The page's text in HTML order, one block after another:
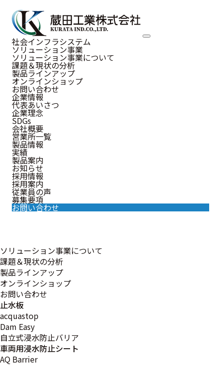
社会インフラシステム
ソリューション事業
ソリューション事業について
課題＆現状の分析
製品ラインアップ
オンラインショップ
お問い合わせ
企業情報
代表あいさつ
企業理念
SDGs
会社概要
営業所一覧
製品情報
実績
製品案内
お知らせ
採用情報
採用案内
従業員の声
募集要項
お問い合わせ
ソリューション事業について
課題＆現状の分析
製品ラインアップ
オンラインショップ
お問い合わせ
止水板
acquastop
Dam Easy
自立式浸水防止バリア
車両用浸水防止シート
AQ Barrier
Example
準備中です。